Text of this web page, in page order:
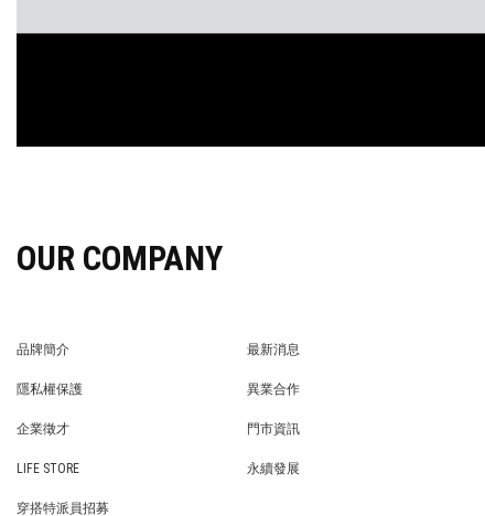
OUR COMPANY
品牌簡介
最新消息
隱私權保護
異業合作
企業徵才
門市資訊
LIFE STORE
永續發展
穿搭特派員招募